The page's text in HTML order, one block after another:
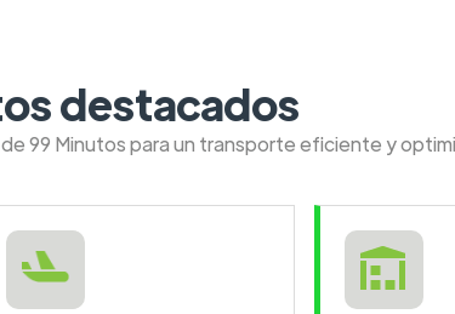
destacados
99 Minutos para un transporte eficiente y